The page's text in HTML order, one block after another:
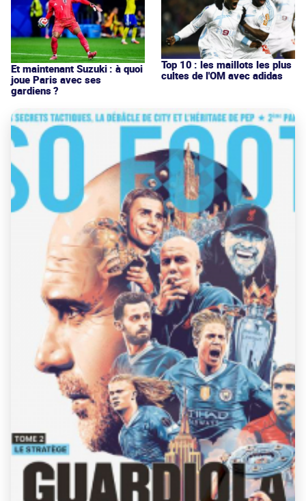
Et maintenant Suzuki : à quoi
joue Paris avec ses
gardiens ?
Top 10 : les maillots les plus
cultes de l'OM avec adidas